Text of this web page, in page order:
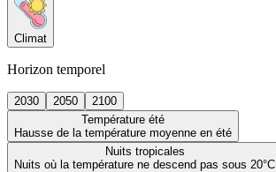
Climat
Horizon temporel
2030 2050
2100
Température été
Hausse de la température moyenne en été
Nuits tropicales
Nuits où la température ne descend pas sous 20°C